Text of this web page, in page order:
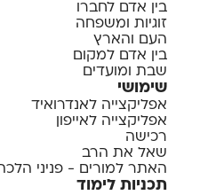
בין אדם לחברו
זוגיות ומשפחה
העם והארץ
בין אדם למקום
שבת ומועדים
שימושי
אפליקצייה לאנדרואיד
אפליקצייה לאייפון
רכישה
שאל את הרב
האתר למורים - פניני
תכניות לימוד